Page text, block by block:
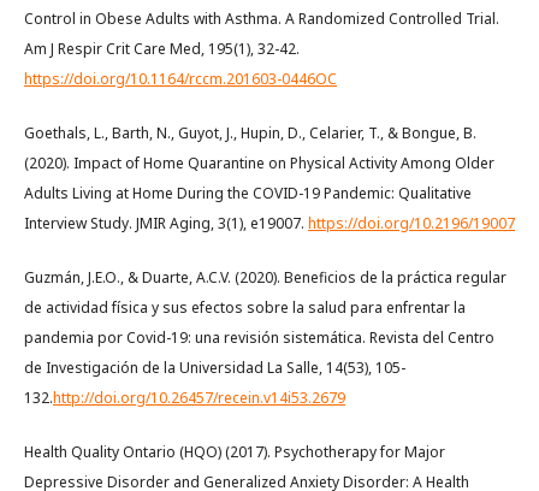
Control in Obese Adults with Asthma. A Randomized Controlled Trial.
Am J Respir Crit Care Med, 195(1), 32-42.
https://doi.org/10.1164/rccm.201603-0446OC
Goethals, L., Barth, N., Guyot, J., Hupin, D., Celarier, T., & Bongue, B.
(2020). Impact of Home Quarantine on Physical Activity Among Older
Adults Living at Home During the COVID-19 Pandemic: Qualitative
Interview Study. JMIR Aging, 3(1), e19007. https://doi.org/10.2196/19007
Guzmán, J.E.O., & Duarte, A.C.V. (2020). Beneficios de la práctica regular
de actividad física y sus efectos sobre la salud para enfrentar la
pandemia por Covid-19: una revisión sistemática. Revista del Centro
de Investigación de la Universidad La Salle, 14(53), 105-
132.http://doi.org/10.26457/recein.v14i53.2679
Health Quality Ontario (HQO) (2017). Psychotherapy for Major
Depressive Disorder and Generalized Anxiety Disorder: A Health